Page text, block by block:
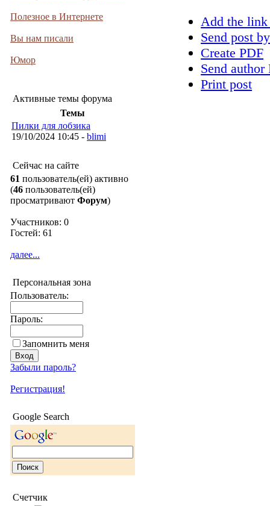
Полезное в Интернете
Вы нам писали
Юмор
Активные темы форума
Темы
Пилки для лобзика
19/10/2024 10:45 - blimi
Сейчас на сайте
61 пользователь(ей) активно
(46 пользователь(ей)
просматривают Форум)
Участников: 0
Гостей: 61
далее...
Персональная зона
Пользователь:
Пароль:
Запомнить меня
Забыли пароль?
Регистрация!
Google Search
Счетчик
Add the
Send post
Create PDF
Send
Print post